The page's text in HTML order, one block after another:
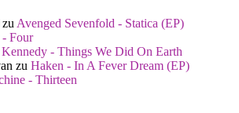
zu Avenged Sevenfold - Statica (EP)
Four
- Things We Did On Earth
zu Haken - In A Fever Dream (EP)
- Thirteen